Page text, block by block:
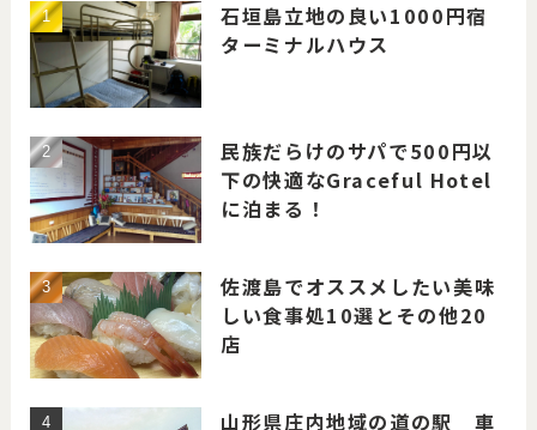
石垣島立地の良い1000円宿
ターミナルハウス
民族だらけのサパで500円以
下の快適なGraceful Hotel
に泊まる！
佐渡島でオススメしたい美味
しい食事処10選とその他20
店
山形県庄内地域の道の駅 車